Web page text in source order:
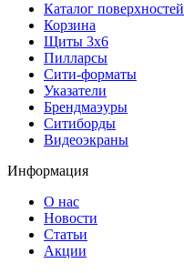
Каталог поверхностей
Корзина
Щиты 3х6
Пилларсы
Сити-форматы
Указатели
Брендмаэуры
Ситиборды
Видеоэкраны
Информация
О нас
Новости
Статьи
Акции